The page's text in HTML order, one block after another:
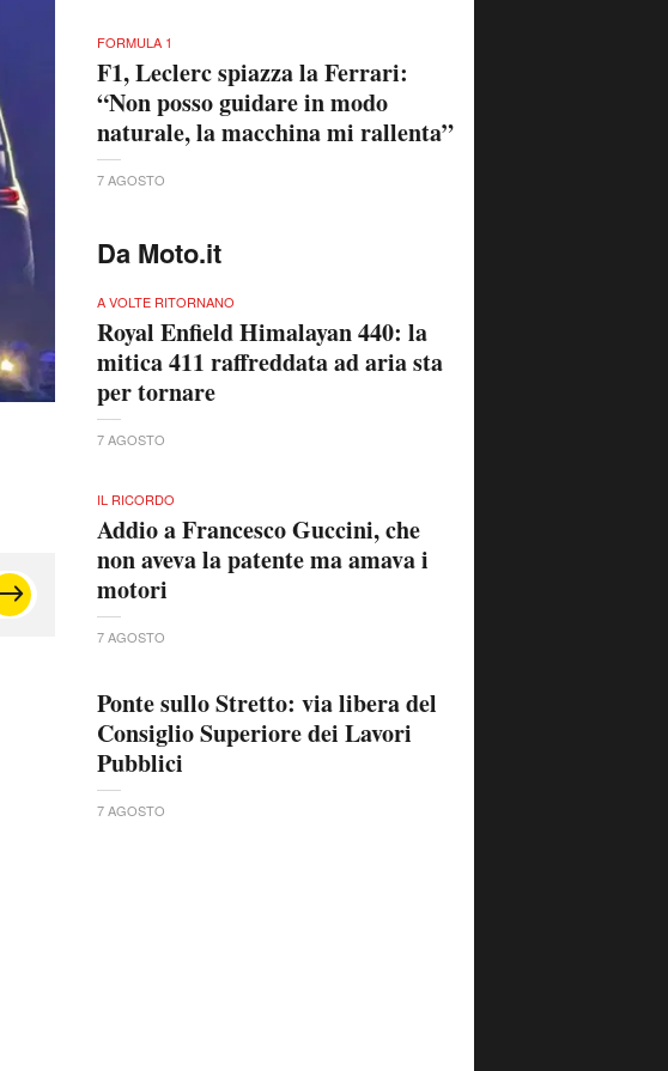
FORMULA 1
F1, Leclerc spiazza la Ferrari:
“Non posso guidare in modo
naturale, la macchina mi rallenta”
7 AGOSTO
Da Moto.it
A VOLTE RITORNANO
Royal Enfield Himalayan 440: la
mitica 411 raffreddata ad aria sta
per tornare
7 AGOSTO
IL RICORDO
Addio a Francesco Guccini, che
non aveva la patente ma amava i
motori
7 AGOSTO
Ponte sullo Stretto: via libera del
Consiglio Superiore dei Lavori
Pubblici
7 AGOSTO